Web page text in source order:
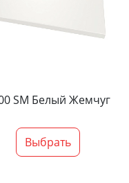
SM Белый Жемчуг
Выбрать